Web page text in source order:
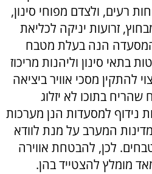
רעים, ולצדם מפוחי סינון,
זרועות יניקה לכליאת
והמסעדה הנה בעלת מטבח
בתאי סינון וליהנות מריכוז
להתקין מסכי אוויר ביציאה
בתוכו לא יזלוג
נידוף למסעדות הנן מערכות
המערב על מנת לוודא
לכן, להבטחת אווירה
מומלץ להצטייד בהן.